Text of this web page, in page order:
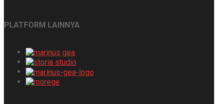
PLATFORM LAINNYA